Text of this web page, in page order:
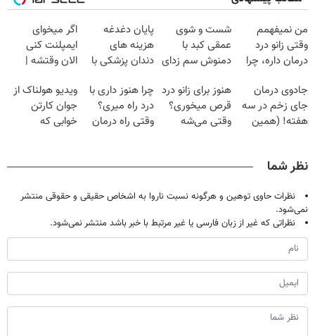
من نمیفهمم
وقتی زانو درد
درمان داره، چرا
تحمل میکنی؟❗
شست و شوی
عمقی کبد با
دمنوش سم زدای
پایان دغدغه
هزینه های
دندان پزشکی با
خانگی
اگر میخوای
ایمپلنت کنی
الان وقتشه |
میلیون تومان!!!
جادوی درمان
جای زخم در سه
هفته! (همین
هنوز برای زانو درد
قرص میخوری؟
وقتی می‌شه
چرا هنوز داری با
درد راه میری؟
وقتی راه درمان
ویدیو هولناک از
جوان کارتن
خوابی که
نظر شما
نظرات حاوی توهین و هرگونه نسبت ناروا به اشخاص حقیقی و حقوقی منتشر
نمی‌شود.
نظراتی که غیر از زبان فارسی یا غیر مرتبط با خبر باشد منتشر نمی‌شود.